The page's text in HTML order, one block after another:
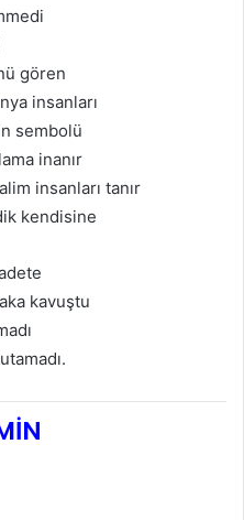
gören
inѕanları
sembolü
inanır
insanları tanır
kendіsіne
kavuştu